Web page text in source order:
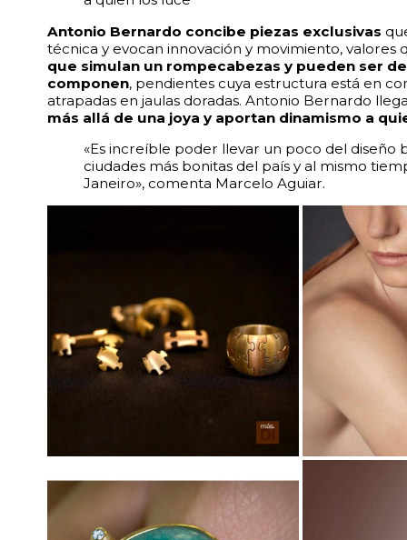
Antonio Bernardo concibe piezas exclusivas
técnica y evocan innovación y movimiento, valores
que simulan un rompecabezas y pueden ser
componen, pendientes cuya estructura está en
atrapadas en jaulas doradas. Antonio Bernardo
más allá de una joya y aportan dinamismo a
«Es increíble poder llevar un poco del diseño
ciudades más bonitas del país y al mismo
Janeiro», comenta Marcelo Aguiar.